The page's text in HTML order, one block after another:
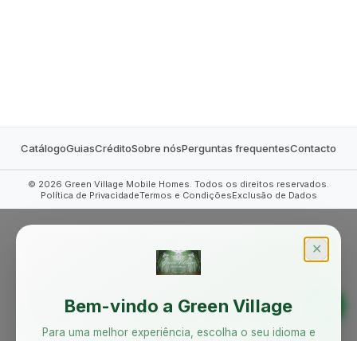
CatálogoGuiasCréditoSobre nósPerguntas frequentesContacto
© 2026 Green Village Mobile Homes. Todos os direitos reservados.
Política de PrivacidadeTermos e CondiçõesExclusão de Dados
✕
Bem-vindo a Green Village
Para uma melhor experiência, escolha o seu idioma e